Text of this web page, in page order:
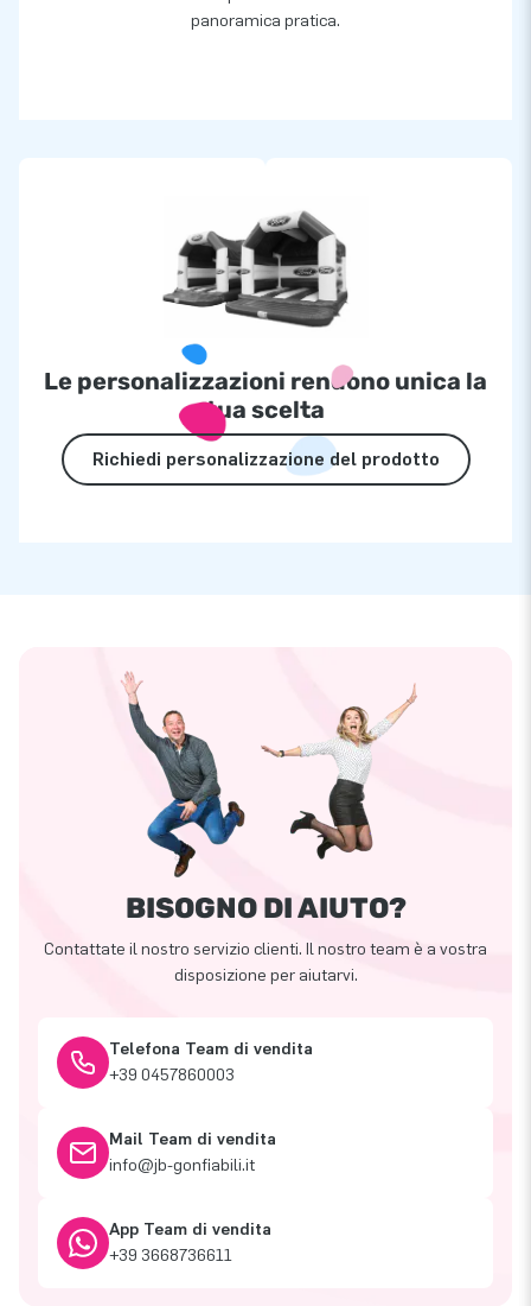
panoramica pratica.
Le personalizzazioni rendono unica la
tua scelta
Richiedi personalizzazione del prodotto
BISOGNO DI AIUTO?
Contattate il nostro servizio clienti. Il nostro team è a vostra
disposizione per aiutarvi.
Telefona Team di vendita
+39 0457860003
Mail Team di vendita
info@jb-gonfiabili.it
App Team di vendita
+39 3668736611